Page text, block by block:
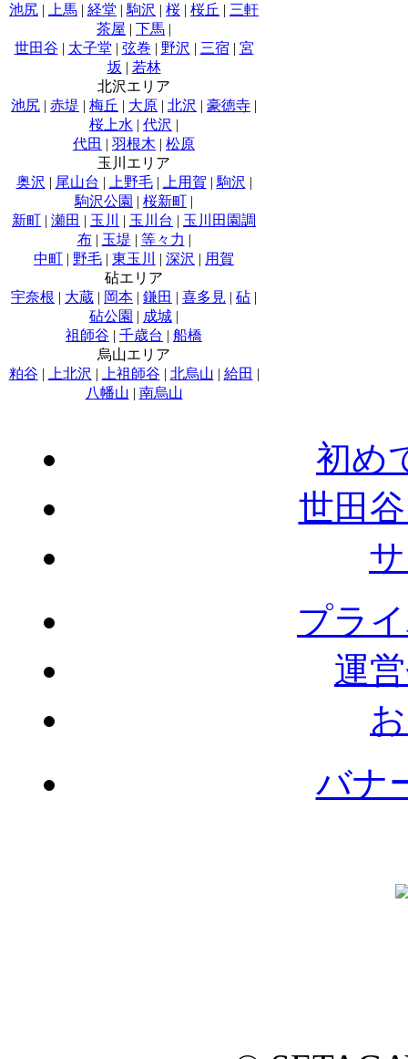
池尻 | 上馬 | 経堂 | 駒沢 | 桜 | 桜丘 | 三軒
茶屋 | 下馬 |
世田谷 | 太子堂 | 弦巻 | 野沢 | 三宿 | 宮
坂 | 若林
北沢エリア
池尻 | 赤堤 | 梅丘 | 大原 | 北沢 | 豪徳寺 |
桜上水 | 代沢 |
代田 | 羽根木 | 松原
玉川エリア
奥沢 | 尾山台 | 上野毛| 上用賀 | 駒沢 |
駒沢公園 | 桜新町 |
新町 | 瀬田 | 玉川 | 玉川台 | 玉川田園調
布| 玉堤 | 等々力 |
中町 | 野毛 | 東玉川 | 深沢 | 用賀
砧エリア
宇奈根 | 大蔵 | 岡本 | 鎌田 | 喜多見 | 砧 |
砧公園 | 成城 |
祖師谷 | 千歳台 | 船橋
烏山エリア
粕谷 | 上北沢 | 上祖師谷 | 北烏山 | 給田 |
八幡山 | 南烏山
初め
世田
プラ
運
バナ